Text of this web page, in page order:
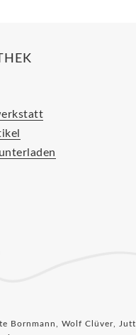
Bornmann, Wolf Clüver,